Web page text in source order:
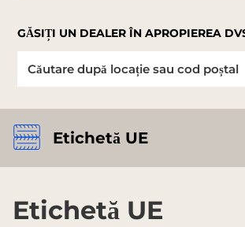
GĂSIȚI UN DEALER ÎN APROPIEREA
Etichetă UE
Etichetă UE